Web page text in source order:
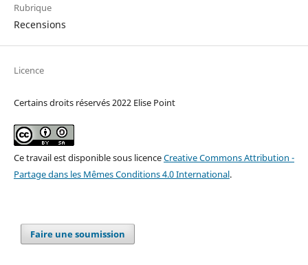
Rubrique
Recensions
Licence
Certains droits réservés 2022 Elise Point
Ce travail est disponible sous licenceCreative Commons Attribution -
Partage dans les Mêmes Conditions 4.0 International.
Faire une soumission